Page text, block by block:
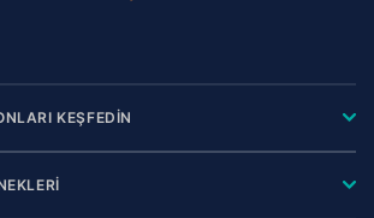
KEŞFEDİN